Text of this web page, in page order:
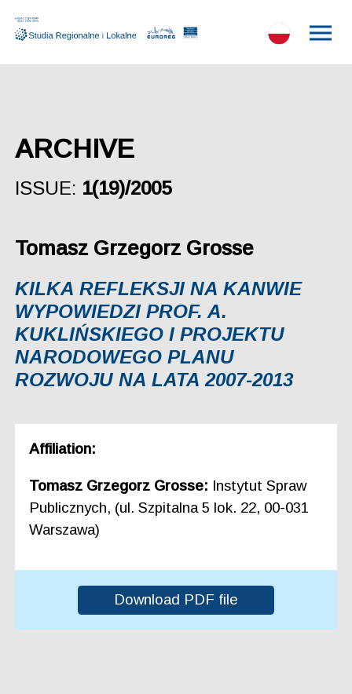
ARCHIVE
ISSUE: 1(19)/2005
Tomasz Grzegorz Grosse
KILKA REFLEKSJI NA KANWIE
WYPOWIEDZI PROF. A.
KUKLIŃSKIEGO I PROJEKTU
NARODOWEGO PLANU
ROZWOJU NA LATA 2007-2013
Affiliation:
Tomasz Grzegorz Grosse: Instytut Spraw
Publicznych, (ul. Szpitalna 5 lok. 22, 00-031
Warszawa)
Download PDF file